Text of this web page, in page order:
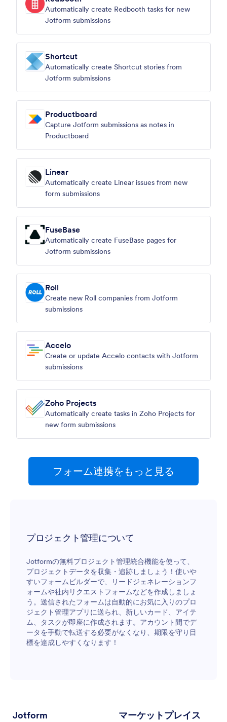
Automatically create Redbooth tasks for new
Jotform submissions
Shortcut
Automatically create Shortcut stories from
Jotform submissions
Productboard
Capture Jotform submissions as notes in
Productboard
Linear
Automatically create Linear issues from new
form submissions
FuseBase
Automatically create FuseBase pages for
Jotform submissions
Roll
Create new Roll companies from Jotform
submissions
Accelo
Create or update Accelo contacts with Jotform
submissions
Zoho Projects
Automatically create tasks in Zoho Projects for
new form submissions
フォーム連携をもっと見る
プロジェクト管理について
Jotformの無料プロジェクト管理統合機能を使って、
プロジェクトデータを収集・追跡しましょう！使いや
すいフォームビルダーで、リードジェネレーションフ
ォームや社内リクエストフォームなどを作成しましょ
う。送信されたフォームは自動的にお気に入りのプロ
ジェクト管理アプリに送られ、新しいカード、アイテ
ム、タスクが即座に作成されます。アカウント間でデ
ータを手動で転送する必要がなくなり、期限を守り目
標を達成しやすくなります！
Jotform マーケットプレイス